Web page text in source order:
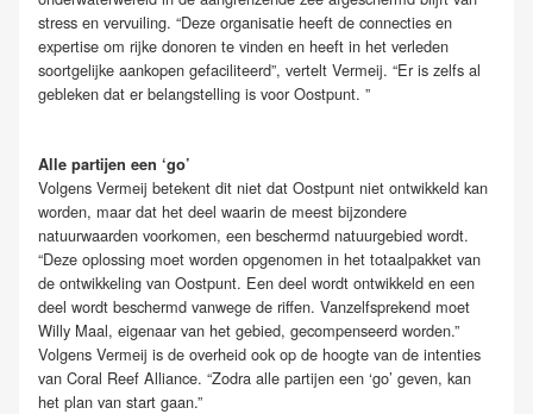
stress en vervuiling. “Deze organisatie heeft de connecties en
expertise om rijke donoren te vinden en heeft in het verleden
soortgelijke aankopen gefaciliteerd”, vertelt Vermeij. “Er is zelfs al
gebleken dat er belangstelling is voor Oostpunt. ”
Alle partijen een ‘go’
Volgens Vermeij betekent dit niet dat Oostpunt niet ontwikkeld kan
worden, maar dat het deel waarin de meest bijzondere
natuurwaarden voorkomen, een beschermd natuurgebied wordt.
“Deze oplossing moet worden opgenomen in het totaalpakket van
de ontwikkeling van Oostpunt. Een deel wordt ontwikkeld en een
deel wordt beschermd vanwege de riffen. Vanzelfsprekend moet
Willy Maal, eigenaar van het gebied, gecompenseerd worden.”
Volgens Vermeij is de overheid ook op de hoogte van de intenties
van Coral Reef Alliance. “Zodra alle partijen een ‘go’ geven, kan
het plan van start gaan.”